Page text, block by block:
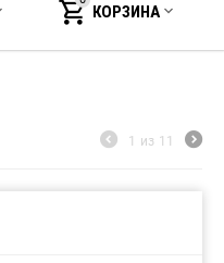
КОРЗИНА
1 из 11